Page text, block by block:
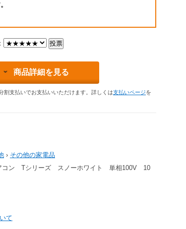
商品詳細を見る
割支払いでお支払いいただけます。詳しくは支払いページを
› その他の家電品
コン Tシリーズ スノーホワイト 単相100V 10
て